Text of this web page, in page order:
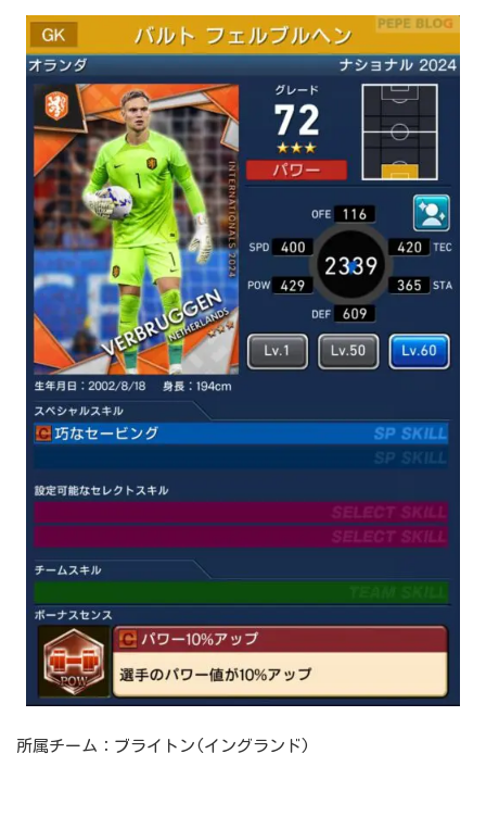
所属チーム：ブライトン(イングランド)